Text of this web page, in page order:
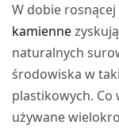
W dobie
kamienne
naturalnych
środowiska w
plastikowych. Co
używane